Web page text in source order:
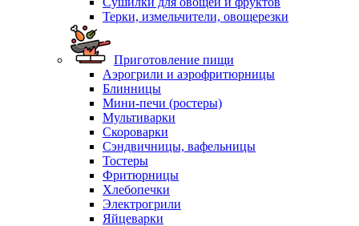
Терки, измельчители, овощерезки
Приготовление пищи
Аэрогрили и аэрофритюрницы
Блинницы
Мини-печи (ростеры)
Мультиварки
Скороварки
Сэндвичницы, вафельницы
Тостеры
Фритюрницы
Хлебопечки
Электрогрили
Яйцеварки